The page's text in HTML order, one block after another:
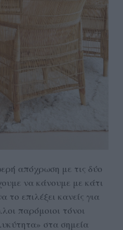
απόχρωση με τις δύο
να κάνουμε με κάτι
το επιλέξει κανείς για
παρόμοιοι τόνοι
στα σημεία